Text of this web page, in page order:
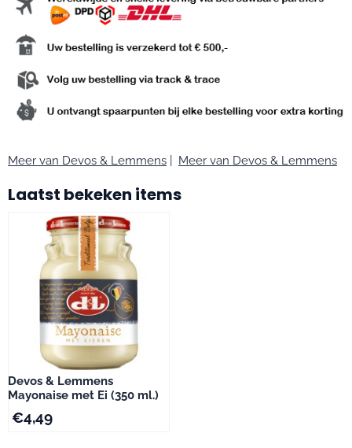
Meer van Devos & Lemmens Meer van Devos & Lemmens
Laatst bekeken items
Devos & Lemmens
Mayonaise met Ei (350 ml.)
€4,49